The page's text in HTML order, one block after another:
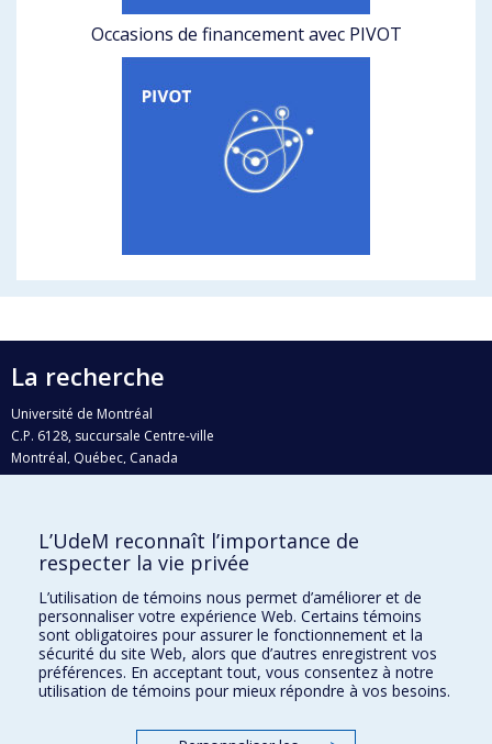
Occasions de financement avec PIVOT
La recherche
Université de Montréal
C.P. 6128, succursale Centre-ville
Montréal, Québec, Canada
H3C 3J7
Qui fait quoi?
Nous trouver
Plan du site
Accessibilité
L’UdeM reconnaît l’importance de
respecter la vie privée
L’utilisation de témoins nous permet d’améliorer et de
personnaliser votre expérience Web. Certains témoins
sont obligatoires pour assurer le fonctionnement et la
sécurité du site Web, alors que d’autres enregistrent vos
préférences. En acceptant tout, vous consentez à notre
utilisation de témoins pour mieux répondre à vos besoins.